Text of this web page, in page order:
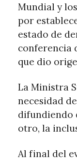
Mundial y
por
estado de
conferencia
que dio
La Ministra
necesidad
difundiendo
otro, la
Al final del